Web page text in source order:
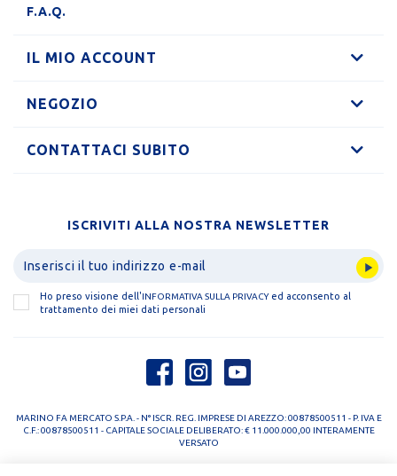
F.A.Q.
IL MIO ACCOUNT
NEGOZIO
CONTATTACI SUBITO
ISCRIVITI ALLA NOSTRA NEWSLETTER
Ho preso visione dell' INFORMATIVA SULLA PRIVACYed acconsento al
trattamento dei miei dati personali
MARINO FA MERCATO S.P.A. - N° ISCR. REG. IMPRESE DI AREZZO: 00878500511 - P. IVA E
C.F.: 00878500511 - CAPITALE SOCIALE DELIBERATO: € 11.000.000,00 INTERAMENTE
VERSATO